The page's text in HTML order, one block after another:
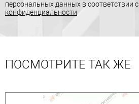
персональных данных в соответствии с
конфиденциальности
ПОСМОТРИТЕ ТАК ЖЕ